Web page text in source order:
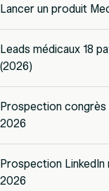
Lancer un produit
Leads médicaux 18
(2026)
Prospection congrès
2026
Prospection LinkedIn
2026